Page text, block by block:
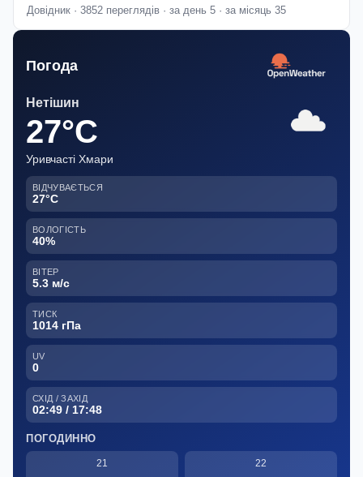
Довідник · 3852 переглядів · за день 5 · за місяць 35
Погода
Нетішин
27°C
Уривчасті Хмари
ВІДЧУВАЄТЬСЯ
27°C
ВОЛОГІСТЬ
40%
ВІТЕР
5.3 м/с
ТИСК
1014 гПа
UV
0
СХІД / ЗАХІД
02:49 / 17:48
ПОГОДИННО
21 22